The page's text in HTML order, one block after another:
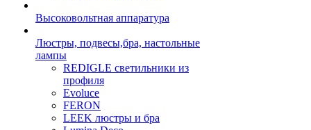
Высоковольтная аппаратура
Люстры, подвесы,бра, настольные
лампы
REDIGLE светильники из
профиля
Evoluce
FERON
LEEK люстры и бра